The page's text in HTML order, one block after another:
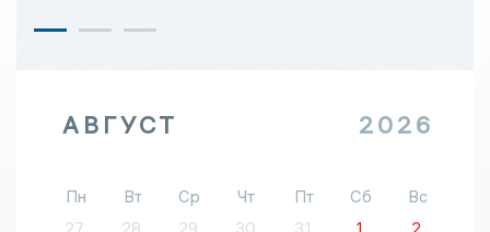
АВГУСТ 2026
Пн Вт Ср Чт Пт Сб
Вс